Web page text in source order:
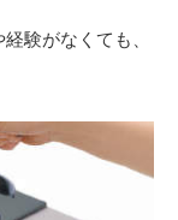
験がなくても、